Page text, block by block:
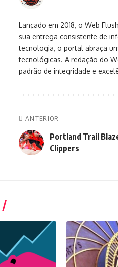
Lançado em 2018, o Web
sua entrega consistente de
tecnologia, o portal abraça
tecnológicas. A redação do
padrão de integridade e
ANTERIOR
Portland Trail
Clippers